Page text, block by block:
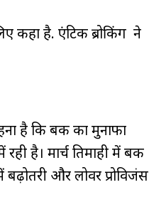
कहा है. एंटिक ब्रोकिंग ने
है कि बैंक का मुनाफा
है। मार्च तिमाही में बैंक
और लोवर प्रोविजंस